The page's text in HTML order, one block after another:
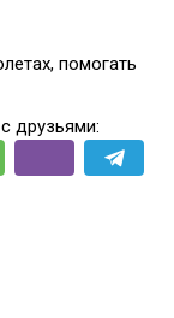
помогать
друзьями: